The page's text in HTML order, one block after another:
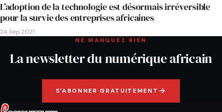
L’adoption de la technologie est désormais irréversible
pour la survie des entreprises africaines
24 Sep 2021
NE MANQUEZ RIEN
La newsletter du numérique africain
S'ABONNER GRATUITEMENT